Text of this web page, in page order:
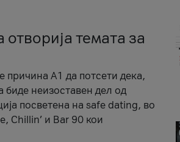
темата за
причина А1 да потсети дека,
биде неизоставен дел од
посветена на safe dating, во
Chillin’ и Bar 90 кои